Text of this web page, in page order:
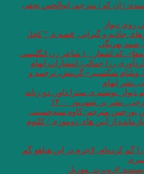
ژان کو / مترجم: ابوالحس نجفی
ديوار
جاذبه و گیرایی ِ قصه ی ” کچل
صمد بهرنگی
.مجموعه شعر «لاله‌ها» -که اشعار ۱۰ شاعر زن انگلیسی
رزا جمالی/ انتشارات ایهام
ویلیام شکسپیر» گزینش، ترجمه و
.نشر ایهام
نوشته ی میترا داور. دو زبانه
. نشر پر. شهریور ۱۴۰۰
بورخس مترجم: کاوه سیدحسینی
از آیین های دوموزی / کلثوم
کرده‌ام، لاجرم در این هیاهو گم
#روبرت_موزیل